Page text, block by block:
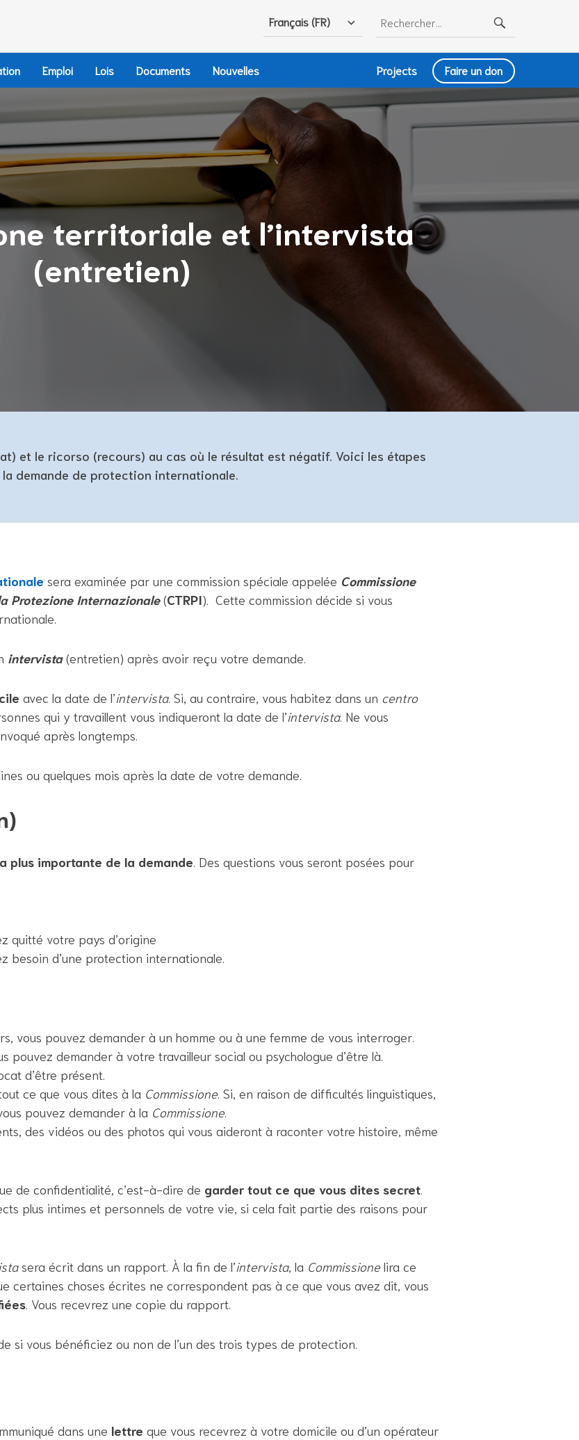
Rechercher :
Français (FR)
Emploi Lois Documents Nouvelles Projects Faire un don
territoriale et l’intervista
(entretien)
et le ricorso (recours) au cas où le résultat est négatif. Voici les étapes
demande de protection internationale.
sera examinée par une commission spéciale appelée Commissione
Protezione Internazionale(CTRPI). Cette commission décide si vous
intervista(entretien) après avoir reçu votre demande.
avec la date de l’intervista. Si, au contraire, vous habitez dans un centro
qui y travaillent vous indiqueront la date de l’intervista. Ne vous
après longtemps.
ou quelques mois après la date de votre demande.
importante de la demande. Des questions vous seront posées pour
quitté votre pays d’origine
besoin d’une protection internationale.
vous pouvez demander à un homme ou à une femme de vous interroger.
pouvez demander à votre travailleur social ou psychologue d’être là.
d’être présent.
ce que vous dites à la Commissione. Si, en raison de difficultés linguistiques,
pouvez demander à la Commissione.
des vidéos ou des photos qui vous aideront à raconter votre histoire, même
de confidentialité, c’est-à-dire de garder tout ce que vous dites secret.
plus intimes et personnels de votre vie, si cela fait partie des raisons pour
sera écrit dans un rapport. À la fin de l’intervista, la Commissione lira ce
certaines choses écrites ne correspondent pas à ce que vous avez dit, vous
. Vous recevrez une copie du rapport.
si vous bénéficiez ou non de l’un des trois types de protection.
dans une lettre que vous recevrez à votre domicile ou d’un opérateur